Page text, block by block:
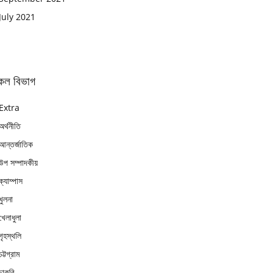
2021
বিভাগ
সম্পাদকীয়